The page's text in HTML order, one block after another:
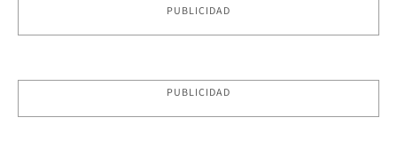
PUBLICIDAD
PUBLICIDAD